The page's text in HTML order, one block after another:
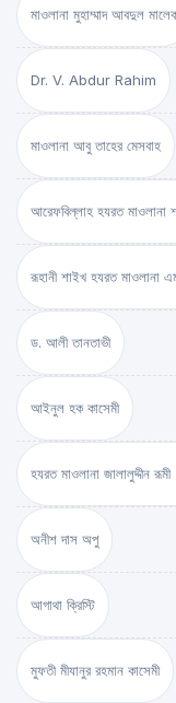
মাওলানা মুহাম্মাদ আবদুল
Dr. V. Abdur Rahim
মাওলানা আবু তাহের মেসবাহ
আরেফবিল্লাহ হযরত মাওলানা
রূহানী শাইখ হযরত মাওলানা
ড. আলী তানতাভী
আইনুল হক কাসেমী
হযরত মাওলানা জালালুদ্দীন রূমী
অনীশ দাস অপু
আগাথা ক্রিস্টি
মুফতী মীযানুর রহমান কাসেমী